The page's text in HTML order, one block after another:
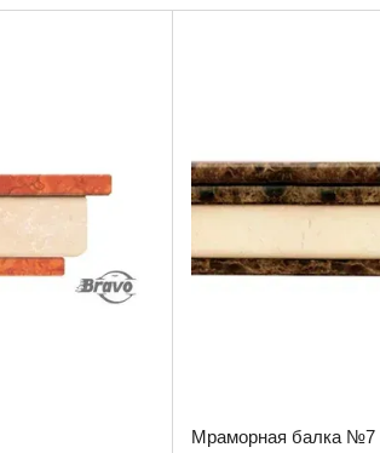
Мраморная балка №7